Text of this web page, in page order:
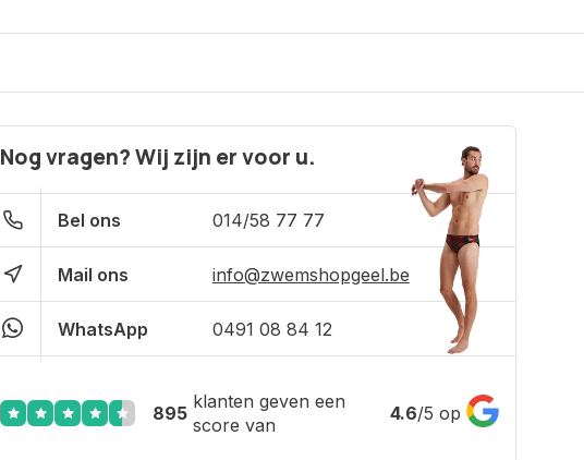
Nog vragen? Wij zijn er voor u.
Bel ons 014/58 77 77
Mail ons info@zwemshopgeel.be
WhatsApp 0491 08 84 12
895
klanten geven een
score van
4.6/5 op